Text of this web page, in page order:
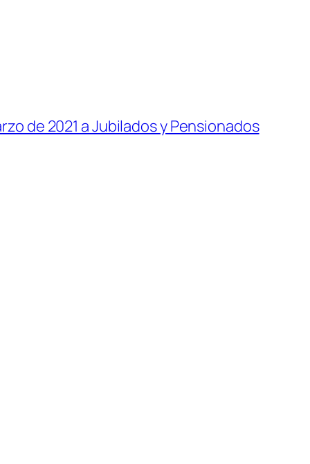
de 2021 a Jubilados y Pensionados